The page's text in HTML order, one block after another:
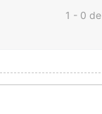
1 - 0de